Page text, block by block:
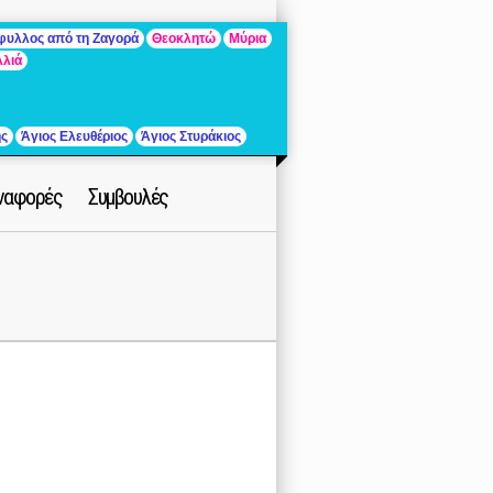
από τη Ζαγορά Θεοκλητώ
Μύρια
Άγιος Ελευθέριος Άγιος Στυράκιος
Συμβουλές